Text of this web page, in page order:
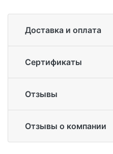
Доставка и оплата
Сертификаты
Отзывы
Отзывы о компании